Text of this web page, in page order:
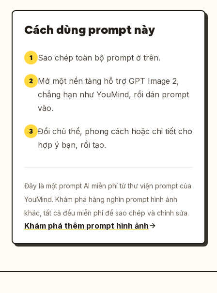
    "bottom_left_section": {
      "label": "チェリー",
      "main_poses": { "count": 3,
"description": "ngồi, đứng, đi bộ" },
      "face_closeup": { "count": 1 },
      "fur_details": { "count": 2 },
      "behavioral_poses": { "count": 2,
      "anatomy_details": { "count": 3,
"description": "bàn chân và đuôi" },
"description": "chú mèo bên cạnh bóng người"
      "facial_angles": { "count": 4 }
    },
    "bottom_right_section": {
      "type": "Storyboard Điện ảnh",
"các khung hình điện ảnh có sự xuất hiện của
nhiều điều kiện ánh sáng khác nhau như hoàng
Cách dùng prompt này
1 Sao chép toàn bộ prompt ở trên.
2
Mở một nền tảng hỗ trợ GPT Image 2,
chẳng hạn như YouMind, rồi dán prompt
vào.
3 Đổi chủ thể, phong cách hoặc chi tiết cho
hợp ý bạn, rồi tạo.
Đây là một prompt AI miễn phí từ thư viện prompt của
YouMind. Khám phá hàng nghìn prompt hình ảnh
khác, tất cả đều miễn phí để sao chép và chỉnh sửa.
Khám phá thêm prompt hình ảnh